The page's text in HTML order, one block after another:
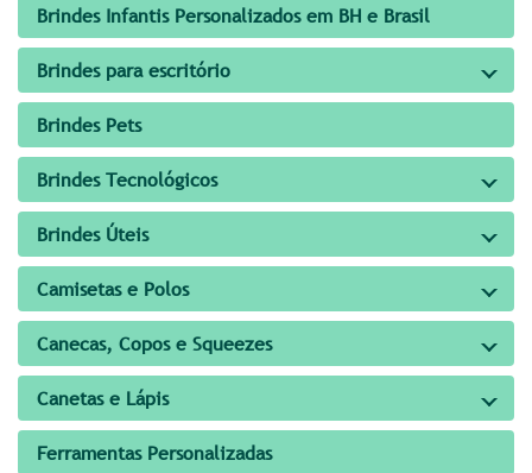
Brindes Infantis Personalizados em BH e Brasil
Brindes para escritório
Brindes Pets
Brindes Tecnológicos
Brindes Úteis
Camisetas e Polos
Canecas, Copos e Squeezes
Canetas e Lápis
Ferramentas Personalizadas